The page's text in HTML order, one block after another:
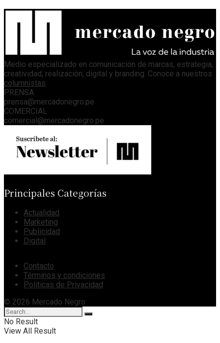
Medio especializado en comunicación de marcas, estrategia,
creatividad, realización, digital y branding. Conoce a nuestros
columnistas.
PRENSA
prensa@mercadonegro.pe
COMERCIAL
comercial@mercadonegro.pe
Principales Categorías
Actualidad
Marketing
Publicidad
Digital
Contacto
Términos y condiciones
Políticas de Privacidad
© 2026 Mercado Negro
No Result
View All Result